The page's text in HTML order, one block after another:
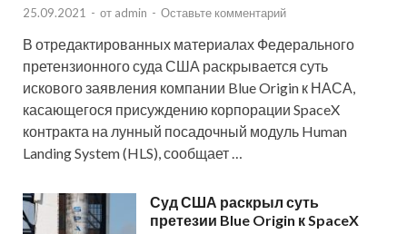
25.09.2021 - от admin - Оставьте комментарий
В отредактированных материалах Федерального
претензионного суда США раскрывается суть
искового заявления компании Blue Origin к НАСА,
касающегося присуждению корпорации SpaceX
контракта на лунный посадочный модуль Human
Landing System (HLS), сообщает …
Суд США раскрыл суть
претезии Blue Origin к SpaceX